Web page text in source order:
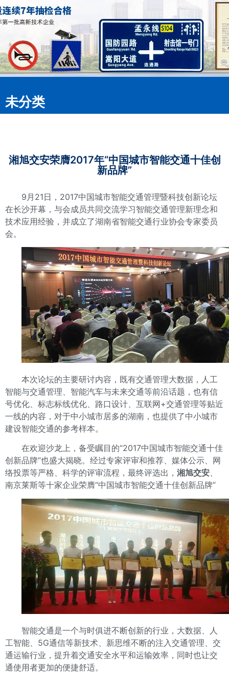
未分类
湘旭交安荣膺2017年“中国城市智能交通十佳创
新品牌”
9月21日，2017中国城市智能交通管理暨科技创新论坛
在长沙开幕，与会成员共同交流学习智能交通管理新理念和
技术应用经验，并成立了湖南省智能交通行业协会专家委员
会。
本次论坛的主要研讨内容，既有交通管理大数据，人工
智能与交通管理、智能汽车与未来交通等前沿话题，也有信
号优化、标志标线优化、路口设计、互联网+交通管理等贴近
一线的内容，对于中小城市居多的湖南，也提供了中小城市
建设智能交通的参考样本。
在欢迎沙龙上，备受瞩目的“2017中国城市智能交通十佳
创新品牌”也盛大揭晓。经过专家评审和推荐、媒体公示、网
络投票等严格、科学的评审流程，最终评选出， 湘旭交安、
南京莱斯等十家企业荣膺“中国城市智能交通十佳创新品牌”
智能交通是一个与时俱进不断创新的行业，大数据、人
工智能、5G通信等新技术、新思维不断的注入交通管理、交
通运输行业，提升着交通安全水平和运输效率，同时也让交
通使用者更加的便捷舒适。